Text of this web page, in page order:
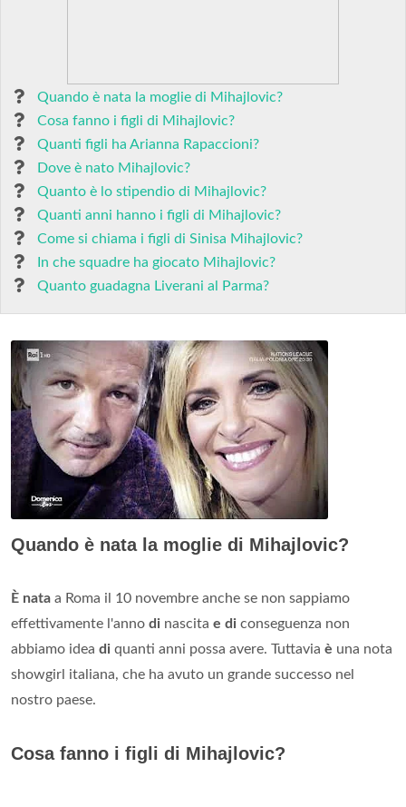
Quando è nata la moglie di Mihajlovic?
Cosa fanno i figli di Mihajlovic?
Quanti figli ha Arianna Rapaccioni?
Dove è nato Mihajlovic?
Quanto è lo stipendio di Mihajlovic?
Quanti anni hanno i figli di Mihajlovic?
Come si chiama i figli di Sinisa Mihajlovic?
In che squadre ha giocato Mihajlovic?
Quanto guadagna Liverani al Parma?
Quando è nata la moglie di Mihajlovic?
È nata a Roma il 10 novembre anche se non sappiamo
effettivamente l'anno di nascita e di conseguenza non
abbiamo idea di quanti anni possa avere. Tuttavia è una nota
showgirl italiana, che ha avuto un grande successo nel
nostro paese.
Cosa fanno i figli di Mihajlovic?